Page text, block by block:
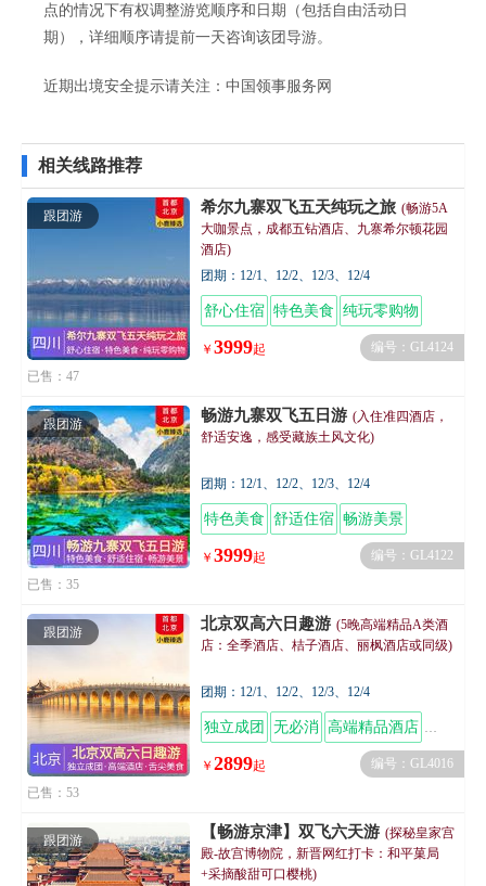
点的情况下有权调整游览顺序和日期（包括自由活动日
期），详细顺序请提前一天咨询该团导游。
近期出境安全提示请关注： 中国领事服务网
相关线路推荐
跟团游 希尔九寨双飞五天纯玩之旅 (畅游5A
大咖景点，成都五钻酒店、九寨希尔顿花园
酒店)
团期：12/1、12/2、12/3、12/4
舒心住宿 特色美食 纯玩零购物
￥ 3999起
编号：GL4124
已售：47
跟团游 畅游九寨双飞五日游 (入住准四酒店，
舒适安逸，感受藏族土风文化)
团期：12/1、12/2、12/3、12/4
特色美食 舒适住宿 畅游美景
￥ 3999起
编号：GL4122
已售：35
跟团游 北京双高六日趣游 (5晚高端精品A类酒
店：全季酒店、桔子酒店、丽枫酒店或同级)
团期：12/1、12/2、12/3、12/4
独立成团 无必消 高端精品酒店
￥ 2899起
编号：GL4016
已售：53
跟团游 【畅游京津】双飞六天游 (探秘皇家宫
殿-故宫博物院，新晋网红打卡：和平菓局
+采摘酸甜可口樱桃)